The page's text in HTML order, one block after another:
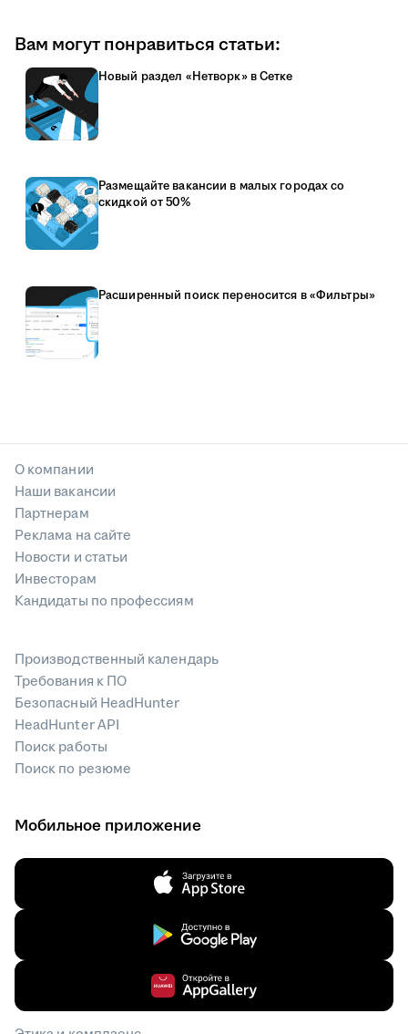
Вам могут понравиться статьи:
Новый раздел «Нетворк» в Сетке
Размещайте вакансии в малых городах со
скидкой от 50%
Расширенный поиск переносится в «Фильтры»
О компании
Наши вакансии
Партнерам
Реклама на сайте
Новости и статьи
Инвесторам
Кандидаты по профессиям
Производственный календарь
Требования к ПО
Безопасный HeadHunter
HeadHunter API
Поиск работы
Поиск по резюме
Мобильное приложение